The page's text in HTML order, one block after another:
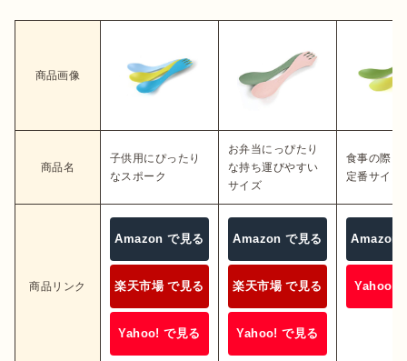
商品画像
商品名
子供用にぴったり
なスポーク
お弁当にっぴたり
な持ち運びやすい
サイズ
食事の際に
定番サイズ
商品リンク
Amazon で見る
楽天市場 で見る
Yahoo! で見る
Amazon で見る
楽天市場 で見る
Yahoo! で見る
Amazon
Yahoo!